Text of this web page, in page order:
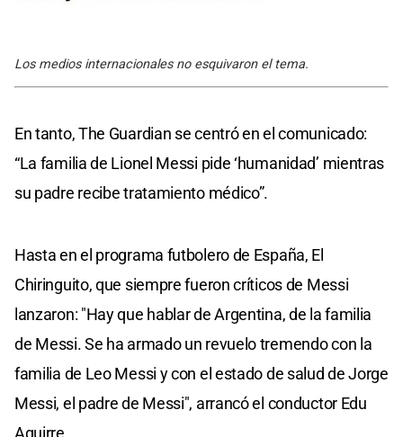
Los medios internacionales no esquivaron el tema.
En tanto, The Guardian se centró en el comunicado:
“La familia de Lionel Messi pide ‘humanidad’ mientras
su padre recibe tratamiento médico”.
Hasta en el programa futbolero de España, El
Chiringuito, que siempre fueron críticos de Messi
lanzaron: "Hay que hablar de Argentina, de la familia
de Messi. Se ha armado un revuelo tremendo con la
familia de Leo Messi y con el estado de salud de Jorge
Messi, el padre de Messi", arrancó el conductor Edu
Aguirre.